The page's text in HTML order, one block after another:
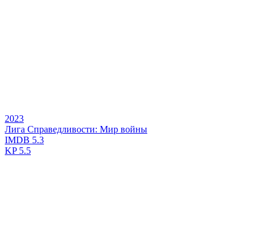
2023
Лига Справедливости: Мир войны
IMDB 5.3
KP5.5